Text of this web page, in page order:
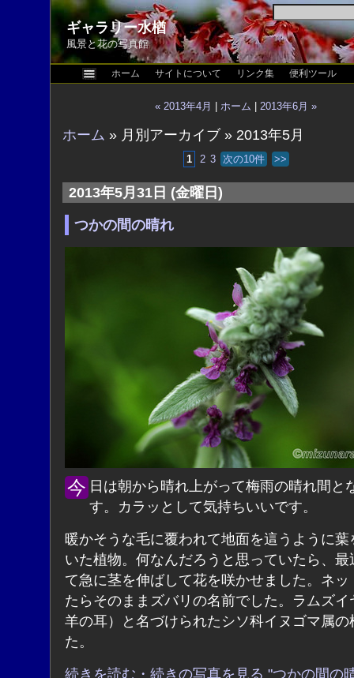
ギャラリー水楢
風景と花の写真館
ホーム サイトについて リンク集 便利ツール
« 2013年4月 ホーム 2013年6月 »
ホーム » 月別アーカイブ » 2013年5月
1 2 3 次の10件 >>
2013年5月31日 (金曜日)
つかの間の晴れ
今日は朝から晴れ上がって梅雨の晴れ間となってま
す。カラッとして気持ちいいです。
暖かそうな毛に覆われて地面を這うように葉
いた植物。何なんだろうと思っていたら、最
て急に茎を伸ばして花を咲かせました。ネッ
たらそのままズバリの名前でした。ラムズイ
羊の耳）と名づけられたシソ科イヌゴマ属の
た。
続きを読む・続きの写真を見る "つかの間の